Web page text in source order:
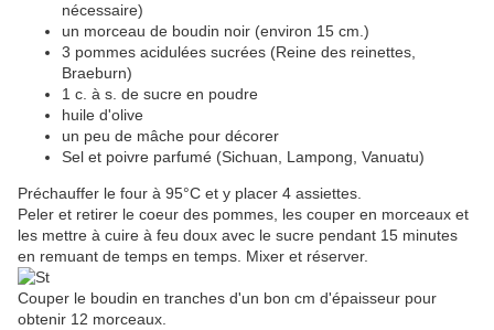
nécessaire)
un morceau de boudin noir (environ 15 cm.)
3 pommes acidulées sucrées (Reine des reinettes,
Braeburn)
1 c. à s. de sucre en poudre
huile d'olive
un peu de mâche pour décorer
Sel et poivre parfumé (Sichuan, Lampong, Vanuatu)
Préchauffer le four à 95°C et y placer 4 assiettes.
Peler et retirer le coeur des pommes, les couper en morceaux et
les mettre à cuire à feu doux avec le sucre pendant 15 minutes
en remuant de temps en temps. Mixer et réserver.
Couper le boudin en tranches d'un bon cm d'épaisseur pour
obtenir 12 morceaux.